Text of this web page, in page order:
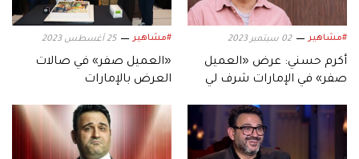
#مشاهير 02 سبتمبر 2023
أكرم حسني: عرض «العميل
صفر» في الإمارات شرف لي
#مشاهير 25 أغسطس 2023
«العميل صفر» في صالات
العرض بالإمارات